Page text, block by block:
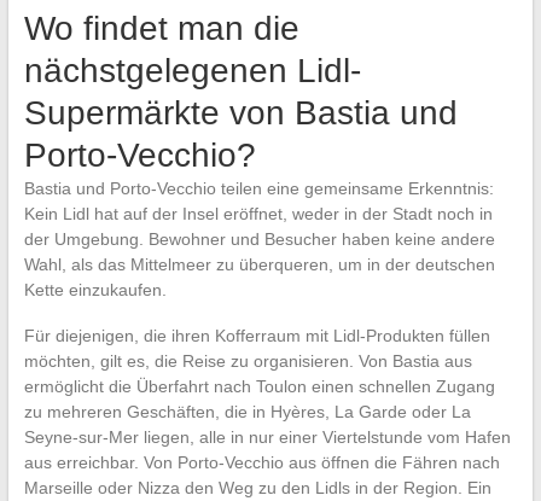
Wo findet man die
nächstgelegenen Lidl-
Supermärkte von Bastia und
Porto-Vecchio?
Bastia und Porto-Vecchio teilen eine gemeinsame Erkenntnis:
Kein Lidl hat auf der Insel eröffnet, weder in der Stadt noch in
der Umgebung. Bewohner und Besucher haben keine andere
Wahl, als das Mittelmeer zu überqueren, um in der deutschen
Kette einzukaufen.
Für diejenigen, die ihren Kofferraum mit Lidl-Produkten füllen
möchten, gilt es, die Reise zu organisieren. Von Bastia aus
ermöglicht die Überfahrt nach Toulon einen schnellen Zugang
zu mehreren Geschäften, die in Hyères, La Garde oder La
Seyne-sur-Mer liegen, alle in nur einer Viertelstunde vom Hafen
aus erreichbar. Von Porto-Vecchio aus öffnen die Fähren nach
Marseille oder Nizza den Weg zu den Lidls in der Region. Ein